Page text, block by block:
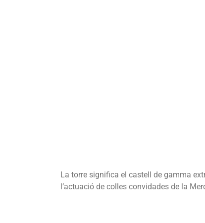
La torre significa el castell de gamma
l’actuació de colles convidades de la